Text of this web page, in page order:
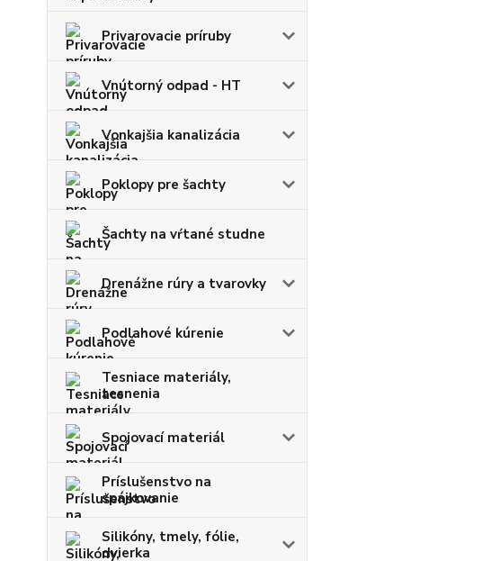
Privarovacie príruby
Vnútorný odpad - HT
Vonkajšia kanalizácia
Poklopy pre šachty
Šachty na vŕtané studne
Drenážne rúry a tvarovky
Podlahové kúrenie
Tesniace materiály,
tesnenia
Spojovací materiál
Príslušenstvo na
spájkovanie
Silikóny, tmely, fólie,
dvierka